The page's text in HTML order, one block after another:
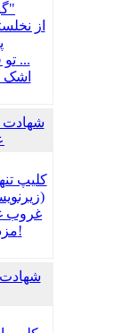
گریستی"
از
تو فاطمه‌ای ...
اشک
شهادت
کلیپ
غروب
مزد رسول!